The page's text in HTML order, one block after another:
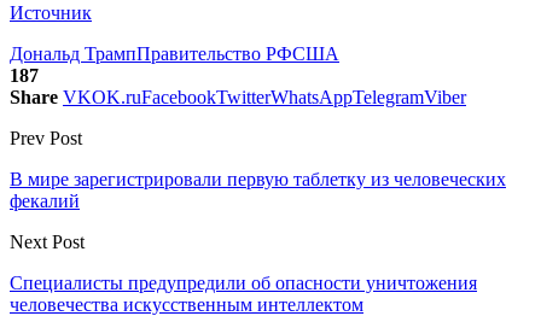
Источник
Дональд ТрампПравительство РФСША
187
Share VKOK.ruFacebookTwitterWhatsAppTelegramViber
Prev Post
В мире зарегистрировали первую таблетку из человеческих
фекалий
Next Post
Специалисты предупредили об опасности уничтожения
человечества искусственным интеллектом